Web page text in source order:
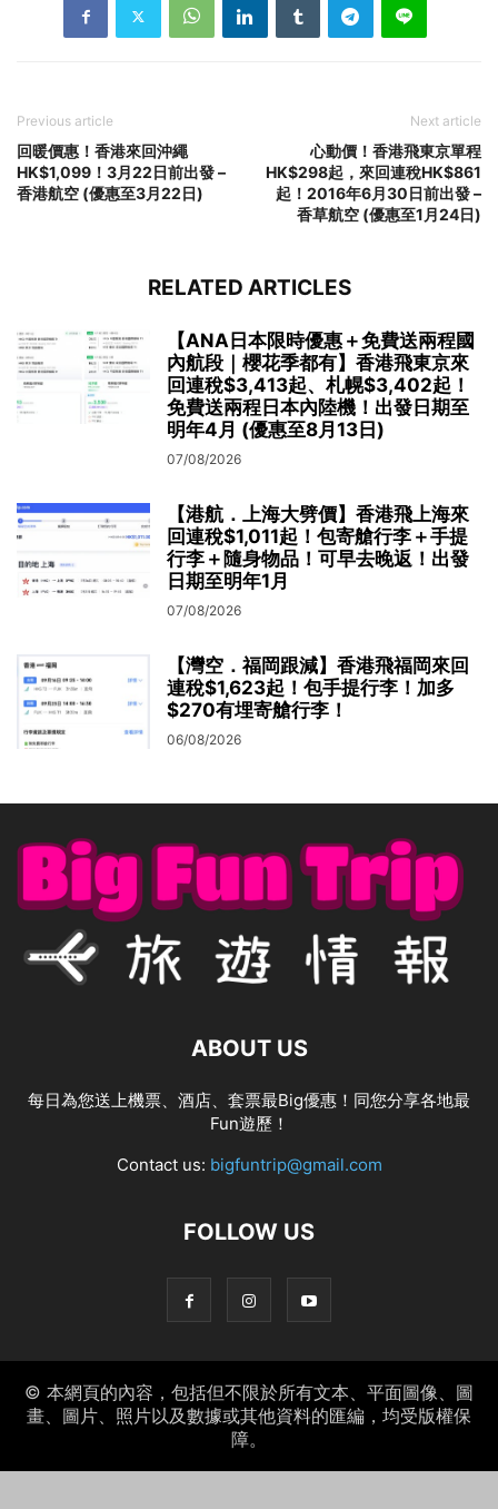
Previous article
回暖價惠！香港來回沖繩
HK$1,099！3月22日前出發 –
香港航空 (優惠至3月22日)
Next article
心動價！香港飛東京單程
HK$298起，來回連稅HK$861
起！2016年6月30日前出發 –
香草航空 (優惠至1月24日)
RELATED ARTICLES
【ANA日本限時優惠＋免費送兩程國
內航段｜櫻花季都有】香港飛東京來
回連稅$3,413起、札幌$3,402起！
免費送兩程日本內陸機！出發日期至
明年4月 (優惠至8月13日)
07/08/2026
【港航．上海大劈價】香港飛上海來
回連稅$1,011起！包寄艙行李＋手提
行李＋隨身物品！可早去晚返！出發
日期至明年1月
07/08/2026
【灣空．福岡跟減】香港飛福岡來回
連稅$1,623起！包手提行李！加多
$270有埋寄艙行李！
06/08/2026
ABOUT US
每日為您送上機票、酒店、套票最Big優惠！同您分享各地最
Fun遊歷！
Contact us: bigfuntrip@gmail.com
FOLLOW US
© 本網頁的內容，包括但不限於所有文本、平面圖像、圖
畫、圖片、照片以及數據或其他資料的匯編，均受版權保
障。